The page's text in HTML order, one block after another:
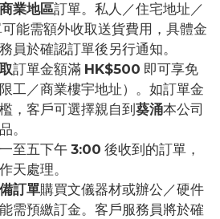
業地區訂單。私人／住宅地址／
能需額外收取送貨費用，具體金
員於確認訂單後另行通知。
訂單金額滿 HK$500 即可享免
工／商業樓宇地址）。如訂單金
，客戶可選擇親自到 葵涌本公司
。
至五下午 3:00 後收到的訂單，
天處理。
訂單購買文儀器材或辦公／硬件
需預繳訂金。客戶服務員將於確